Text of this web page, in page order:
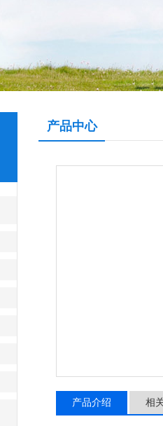
产品中心
产品介绍 相